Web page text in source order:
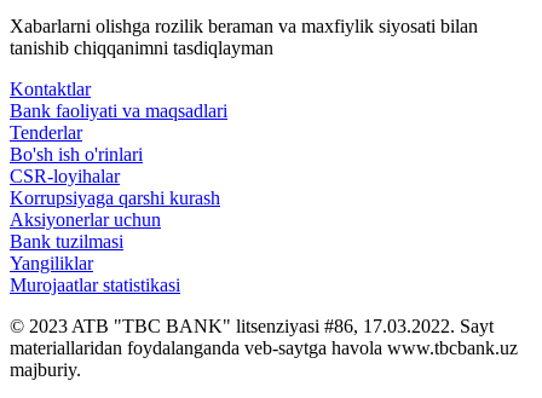
Xabarlarni olishga rozilik beraman va maxfiylik siyosati bilan
tanishib chiqqanimni tasdiqlayman
Kontaktlar
Bank faoliyati va maqsadlari
Tenderlar
Bo'sh ish o'rinlari
CSR-loyihalar
Korrupsiyaga qarshi kurash
Aksiyonerlar uchun
Bank tuzilmasi
Yangiliklar
Murojaatlar statistikasi
© 2023 ATB "TBC BANK" litsenziyasi #86, 17.03.2022. Sayt
materiallaridan foydalanganda veb-saytga havola www.tbcbank.uz
majburiy.